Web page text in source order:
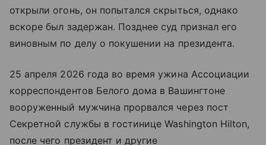
открыли огонь, он попытался скрыться, однако
вскоре был задержан. Позднее суд признал его
виновным по делу о покушении на президента.
25 апреля 2026 года во время ужина Ассоциации
корреспондентов Белого дома в Вашингтоне
вооруженный мужчина прорвался через пост
Секретной службы в гостинице Washington Hilton,
после чего президент и другие